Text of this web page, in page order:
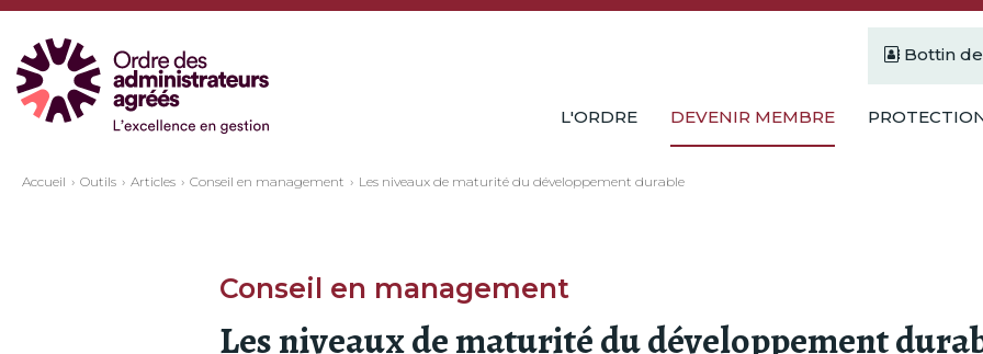
Bottin
L'ORDRE DEVENIR MEMBRE
Accueil Outils Articles Conseil en management Les niveaux de maturité du développement durable
Conseil en management
Les niveaux de maturité du développement